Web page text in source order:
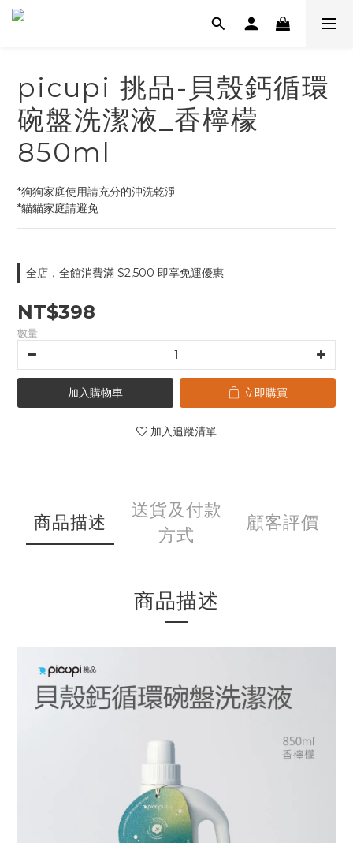
picupi 挑品-貝殼鈣循環
碗盤洗潔液_香檸檬
850ml
*狗狗家庭使用請充分的沖洗乾淨
*貓貓家庭請避免
全店，全館消費滿 $2,500 即享免運優惠
NT$398
數量
加入購物車 立即購買
加入追蹤清單
商品描述
送貨及付款
方式
顧客評價
商品描述